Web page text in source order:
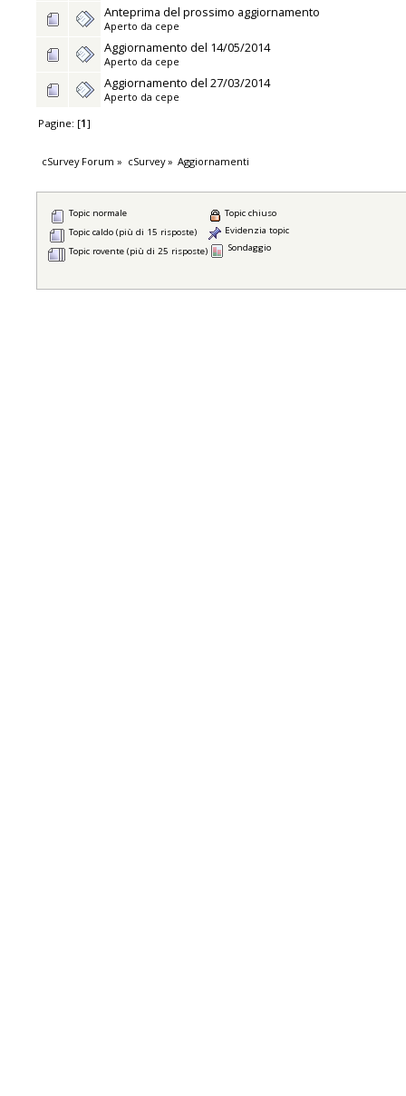
Anteprima del prossimo aggiornamento
Aperto da cepe
Aggiornamento del 14/05/2014
Aperto da cepe
Aggiornamento del 27/03/2014
Aperto da cepe
Pagine: [1]
cSurvey Forum » cSurvey» Aggiornamenti
Topic normale
Topic caldo (più di 15 risposte)
Topic rovente (più di 25 risposte)
Topic chiuso
Evidenzia topic
Sondaggio